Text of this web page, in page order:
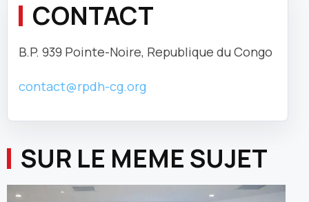
CONTACT
B.P. 939 Pointe-Noire, Republique du Congo
contact@rpdh-cg.org
SUR LE MEME SUJET